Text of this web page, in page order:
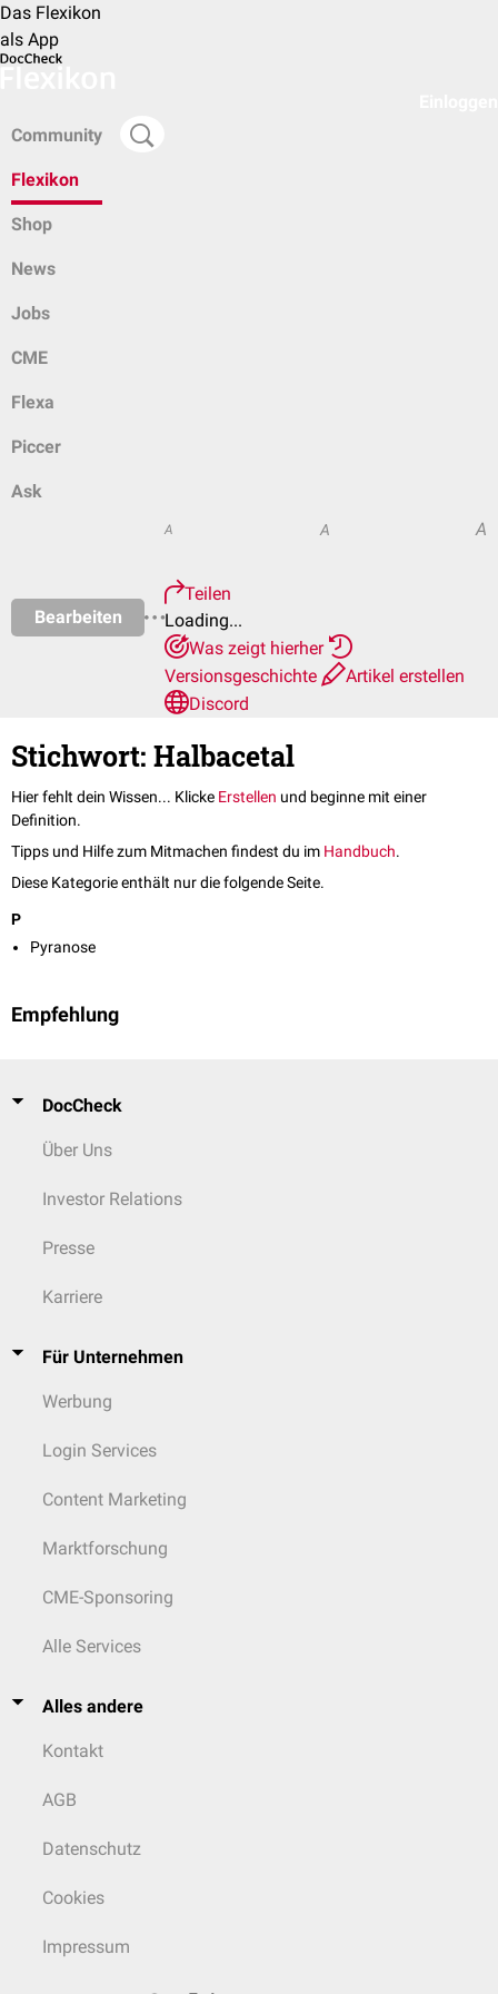
Das Flexikon
als App
Community
Flexikon
Shop
News
Jobs
CME
Flexa
Piccer
Ask
Bearbeiten
A A A
Teilen
Loading...
Was zeigt hierher
Versionsgeschichte
Artikel erstellen
Discord
Stichwort: Halbacetal
Hier fehlt dein Wissen... Klicke Erstellen und beginne mit einer
Definition.
Tipps und Hilfe zum Mitmachen findest du im Handbuch.
Diese Kategorie enthält nur die folgende Seite.
P
Pyranose
Empfehlung
DocCheck
Über Uns
Investor Relations
Presse
Karriere
Für Unternehmen
Werbung
Login Services
Content Marketing
Marktforschung
CME-Sponsoring
Alle Services
Alles andere
Kontakt
AGB
Datenschutz
Cookies
Impressum